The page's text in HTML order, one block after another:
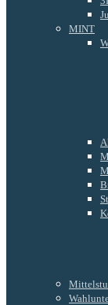
MINT